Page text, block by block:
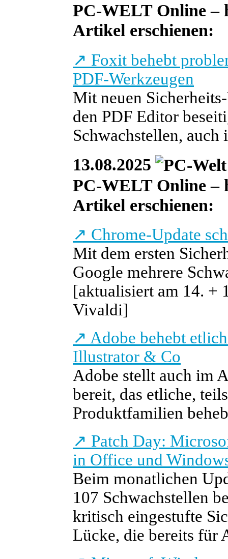
PC-WELT Online –
Artikel erschienen:
↗ Foxit behebt
PDF-Werkzeugen
Mit neuen
den PDF Editor
Schwachstellen, auch
13.08.2025
PC-WELT Online –
Artikel erschienen:
↗ Chrome-Update
Mit dem ersten
Google mehrere
[aktualisiert am 14. +
Vivaldi]
↗ Adobe behebt
Illustrator & Co
Adobe stellt auch im
bereit, das etliche,
Produktfamilien
↗ Patch Day:
in Office und
Beim monatlichen
107 Schwachstellen
kritisch eingestufte
Lücke, die bereits für